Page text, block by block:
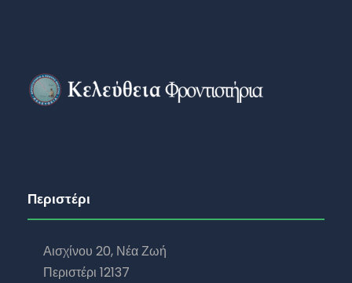
Περιστέρι
Αισχίνου 20, Νέα Ζωή
Περιστέρι 12137